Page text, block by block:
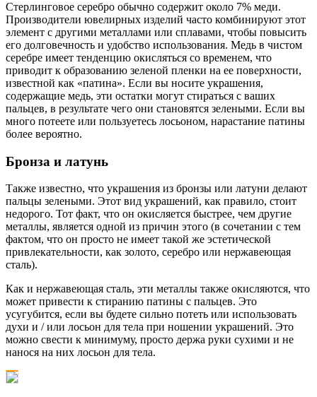
Стерлинговое серебро обычно содержит около 7% меди.
Производители ювелирных изделий часто комбинируют этот
элемент с другими металлами или сплавами, чтобы повысить
его долговечность и удобство использования. Медь в чистом
серебре имеет тенденцию окисляться со временем, что
приводит к образованию зеленой пленки на ее поверхности,
известной как «патина». Если вы носите украшения,
содержащие медь, эти остатки могут стираться с ваших
пальцев, в результате чего они становятся зелеными. Если вы
много потеете или пользуетесь лосьоном, нарастание патины
более вероятно.
Бронза и латунь
Также известно, что украшения из бронзы или латуни делают
пальцы зелеными. Этот вид украшений, как правило, стоит
недорого. Тот факт, что он окисляется быстрее, чем другие
металлы, является одной из причин этого (в сочетании с тем
фактом, что он просто не имеет такой же эстетической
привлекательности, как золото, серебро или нержавеющая
сталь).
Как и нержавеющая сталь, эти металлы также окисляются, что
может привести к стиранию патины с пальцев. Это
усугубится, если вы будете сильно потеть или использовать
духи и / или лосьон для тела при ношении украшений. Это
можно свести к минимуму, просто держа руки сухими и не
нанося на них лосьон для тела.